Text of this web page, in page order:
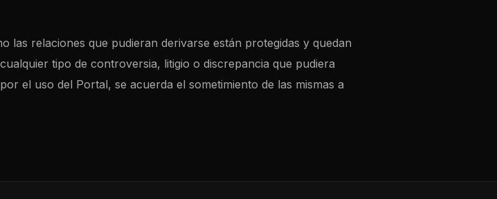
las relaciones que pudieran derivarse están protegidas y quedan
tipo de controversia, litigio o discrepancia que pudiera
el uso del Portal, se acuerda el sometimiento de las mismas a